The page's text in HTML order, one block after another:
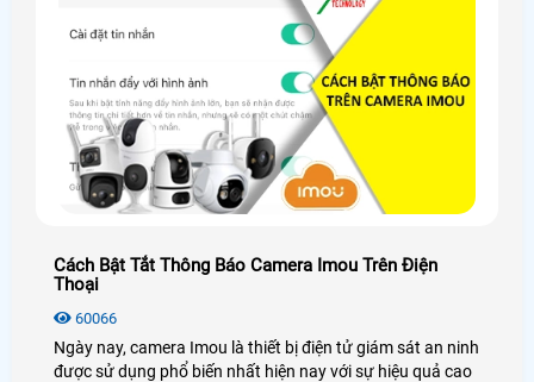
Cách Bật Tắt Thông Báo Camera Imou Trên Điện
Thoại
60066
Ngày nay, camera Imou là thiết bị điện tử giám sát an ninh
được sử dụng phổ biến nhất hiện nay với sự hiệu quả cao